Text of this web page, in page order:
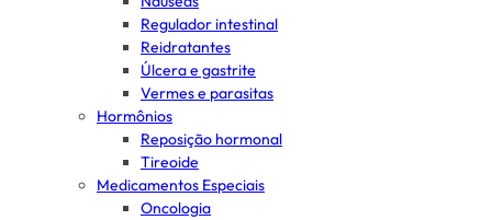
Regulador intestinal
Reidratantes
Úlcera e gastrite
Vermes e parasitas
Hormônios
Reposição hormonal
Tireoide
Medicamentos Especiais
Oncologia